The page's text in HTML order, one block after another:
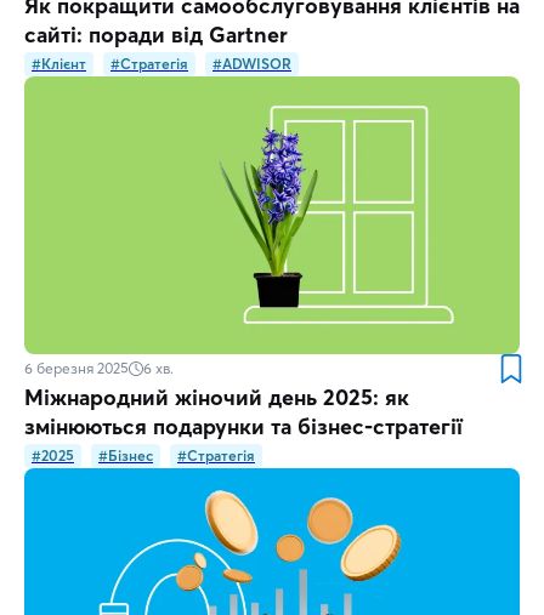
сайті: поради від Gartner
#Клієнт #Стратегія #ADWISOR
6 березня 2025 6 хв.
Міжнародний жіночий день 2025: як
змінюються подарунки та бізнес-стратегії
#2025 #Бізнес #Стратегія